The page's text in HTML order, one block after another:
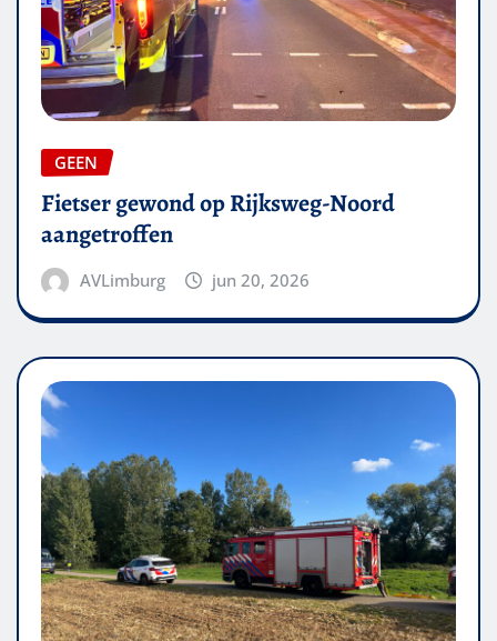
GEEN
Fietser gewond op Rijksweg-Noord
aangetroffen
AVLimburg jun 20, 2026